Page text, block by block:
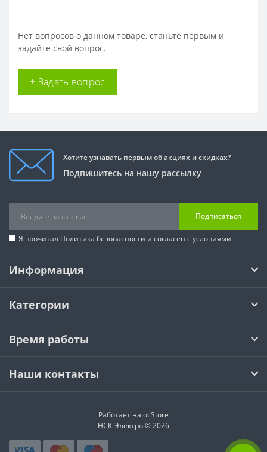
Нет вопросов о данном товаре, станьте первым и
задайте свой вопрос.
+ Задать вопрос
Хотите узнавать первым об акциях и скидках?
Подпишитесь на нашу рассылку
Подписаться
Я прочитал Политика безопасности и согласен с условиями
Информация
Категории
Время работы
Наши контакты
Работает на ocStore
НСК-Электро © 2026